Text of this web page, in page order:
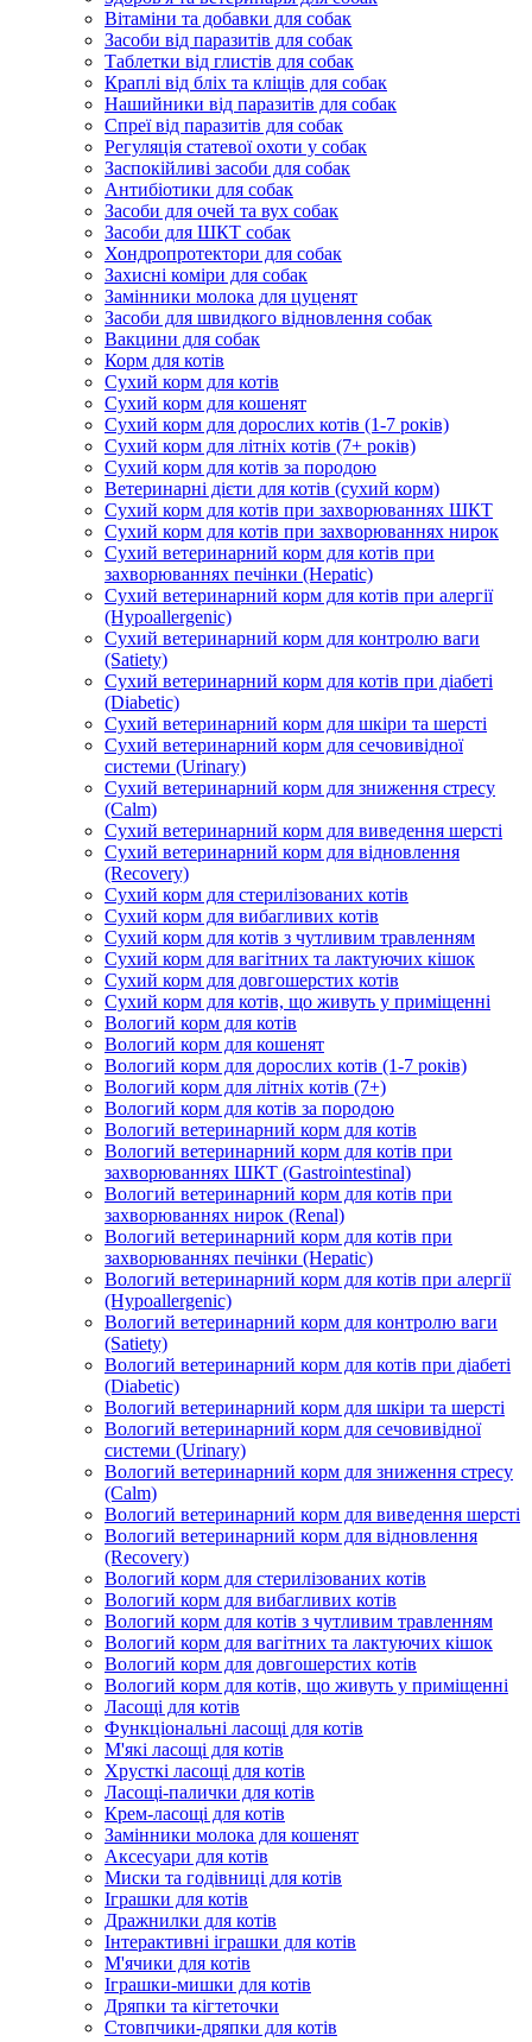
Вітаміни та добавки для собак
Засоби від паразитів для собак
Таблетки від глистів для собак
Краплі від бліх та кліщів для собак
Нашийники від паразитів для собак
Спреї від паразитів для собак
Регуляція статевої охоти у собак
Заспокійливі засоби для собак
Антибіотики для собак
Засоби для очей та вух собак
Засоби для ШКТ собак
Хондропротектори для собак
Захисні коміри для собак
Замінники молока для цуценят
Засоби для швидкого відновлення собак
Вакцини для собак
Корм для котів
Сухий корм для котів
Сухий корм для кошенят
Сухий корм для дорослих котів (1-7 років)
Сухий корм для літніх котів (7+ років)
Сухий корм для котів за породою
Ветеринарні дієти для котів (сухий корм)
Сухий корм для котів при захворюваннях ШКТ
Сухий корм для котів при захворюваннях нирок
Сухий ветеринарний корм для котів при
захворюваннях печінки (Hepatic)
Сухий ветеринарний корм для котів при алергії
(Hypoallergenic)
Сухий ветеринарний корм для контролю ваги
(Satiety)
Сухий ветеринарний корм для котів при діабеті
(Diabetic)
Сухий ветеринарний корм для шкіри та шерсті
Сухий ветеринарний корм для сечовивідної
системи (Urinary)
Сухий ветеринарний корм для зниження стресу
(Calm)
Сухий ветеринарний корм для виведення шерсті
Сухий ветеринарний корм для відновлення
(Recovery)
Сухий корм для стерилізованих котів
Сухий корм для вибагливих котів
Сухий корм для котів з чутливим травленням
Сухий корм для вагітних та лактуючих кішок
Сухий корм для довгошерстих котів
Сухий корм для котів, що живуть у приміщенні
Вологий корм для котів
Вологий корм для кошенят
Вологий корм для дорослих котів (1-7 років)
Вологий корм для літніх котів (7+)
Вологий корм для котів за породою
Вологий ветеринарний корм для котів
Вологий ветеринарний корм для котів при
захворюваннях ШКТ (Gastrointestinal)
Вологий ветеринарний корм для котів при
захворюваннях нирок (Renal)
Вологий ветеринарний корм для котів при
захворюваннях печінки (Hepatic)
Вологий ветеринарний корм для котів при алергії
(Hypoallergenic)
Вологий ветеринарний корм для контролю ваги
(Satiety)
Вологий ветеринарний корм для котів при діабеті
(Diabetic)
Вологий ветеринарний корм для шкіри та шерсті
Вологий ветеринарний корм для сечовивідної
системи (Urinary)
Вологий ветеринарний корм для зниження стресу
(Calm)
Вологий ветеринарний корм для виведення шерсті
Вологий ветеринарний корм для відновлення
(Recovery)
Вологий корм для стерилізованих котів
Вологий корм для вибагливих котів
Вологий корм для котів з чутливим травленням
Вологий корм для вагітних та лактуючих кішок
Вологий корм для довгошерстих котів
Вологий корм для котів, що живуть у приміщенні
Ласощі для котів
Функціональні ласощі для котів
М'які ласощі для котів
Хрусткі ласощі для котів
Ласощі-палички для котів
Крем-ласощі для котів
Замінники молока для кошенят
Аксесуари для котів
Миски та годівниці для котів
Іграшки для котів
Дражнилки для котів
Інтерактивні іграшки для котів
М'ячики для котів
Іграшки-мишки для котів
Дряпки та кігтеточки
Стовпчики-дряпки для котів